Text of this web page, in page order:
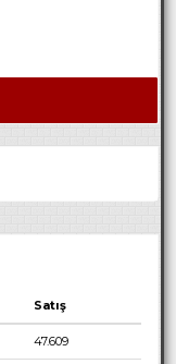
Satış
47.609